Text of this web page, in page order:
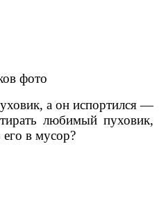
а он испортился —
любимый пуховик,
в мусор?